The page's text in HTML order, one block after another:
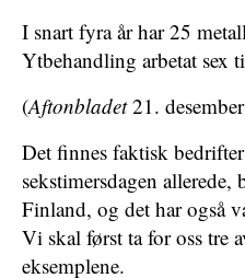
I snart fyra år har 25
Ytbehandling arbetat sex
(Aftonbladet21.
Det finnes faktisk
sekstimersdagen
Finland, og det har også
Vi skal først ta for oss tre
eksemplene.